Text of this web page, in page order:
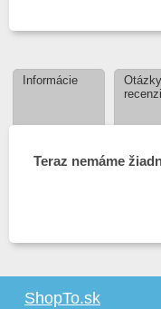
Informácie
Teraz nemáme
ShopTo.sk